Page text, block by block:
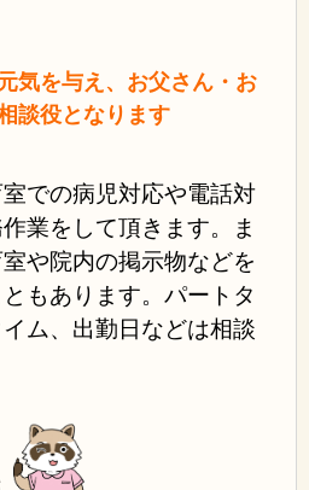
気を与え、お父さん・お
談役となります
での病児対応や電話対
業をして頂きます。ま
や院内の掲示物などを
もあります。パートタ
ム、出勤日などは相談